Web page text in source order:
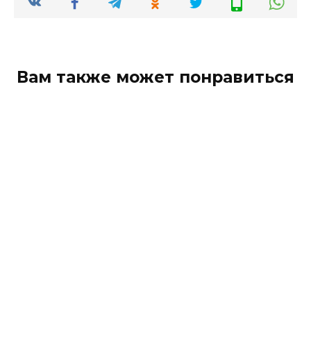
Вам также может понравиться